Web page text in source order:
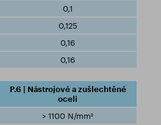
0,1
0,125
0,16
0,16
P.6 | Nástrojové a zušlechtěné
oceli
> 1100 N/mm²